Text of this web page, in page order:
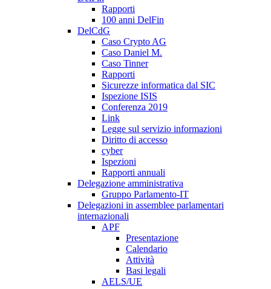
Rapporti
100 anni DelFin
DelCdG
Caso Crypto AG
Caso Daniel M.
Caso Tinner
Rapporti
Sicurezze informatica dal SIC
Ispezione ISIS
Conferenza 2019
Link
Legge sul servizio informazioni
Diritto di accesso
cyber
Ispezioni
Rapporti annuali
Delegazione amministrativa
Gruppo Parlamento-IT
Delegazioni in assemblee parlamentari
internazionali
APF
Presentazione
Calendario
Attività
Basi legali
AELS/UE